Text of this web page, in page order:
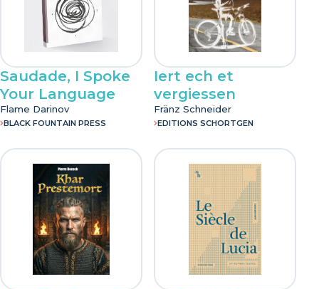
Saudade, I Spoke
Your Language
Flame Darinov
BLACK FOUNTAIN PRESS
Iert ech et
vergiessen
Fränz Schneider
EDITIONS SCHORTGEN